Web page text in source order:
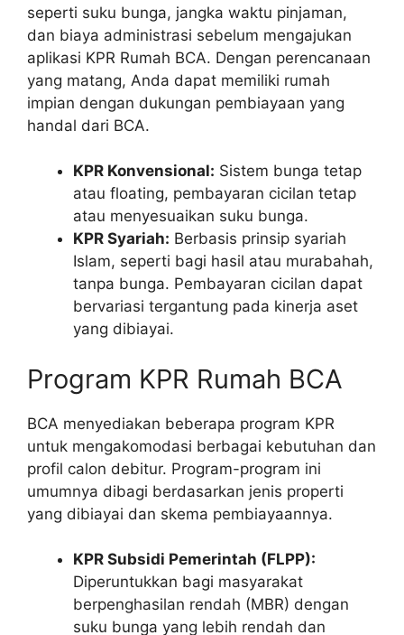
seperti suku bunga, jangka waktu pinjaman,
dan biaya administrasi sebelum mengajukan
aplikasi KPR Rumah BCA. Dengan perencanaan
yang matang, Anda dapat memiliki rumah
impian dengan dukungan pembiayaan yang
handal dari BCA.
KPR Konvensional: Sistem bunga tetap
atau floating, pembayaran cicilan tetap
atau menyesuaikan suku bunga.
KPR Syariah: Berbasis prinsip syariah
Islam, seperti bagi hasil atau murabahah,
tanpa bunga. Pembayaran cicilan dapat
bervariasi tergantung pada kinerja aset
yang dibiayai.
Program KPR Rumah BCA
BCA menyediakan beberapa program KPR
untuk mengakomodasi berbagai kebutuhan dan
profil calon debitur. Program-program ini
umumnya dibagi berdasarkan jenis properti
yang dibiayai dan skema pembiayaannya.
KPR Subsidi Pemerintah (FLPP):
Diperuntukkan bagi masyarakat
berpenghasilan rendah (MBR) dengan
suku bunga yang lebih rendah dan